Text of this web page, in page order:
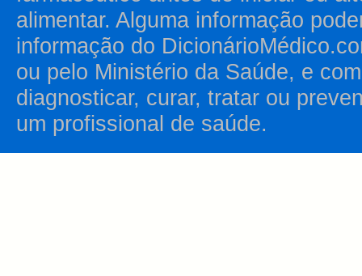
alimentar. Alguma informação
informação do
ou pelo Ministério da Saúde, e
diagnosticar, curar, tratar ou
um profissional de saúde.